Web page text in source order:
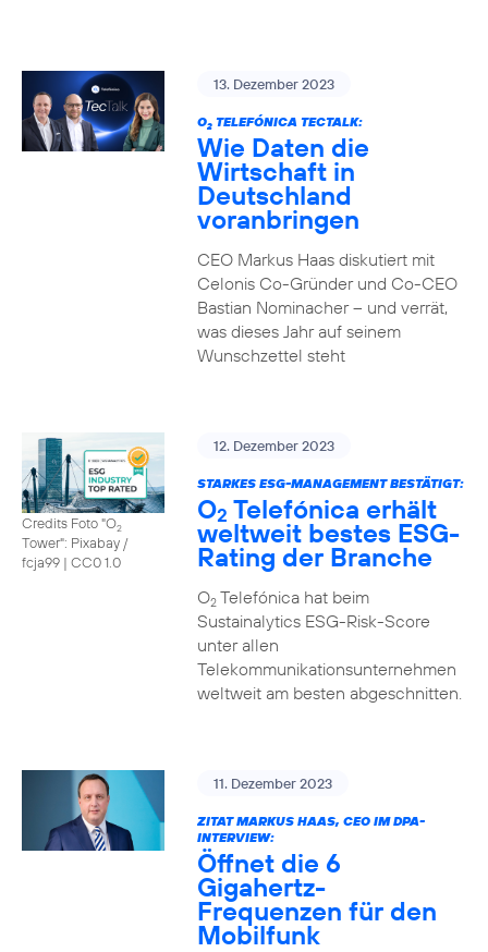
13. Dezember 2023
O2TELEFÓNICA TECTALK:
Wie Daten die
Wirtschaft in
Deutschland
voranbringen
CEO Markus Haas diskutiert mit
Celonis Co-Gründer und Co-CEO
Bastian Nominacher – und verrät,
was dieses Jahr auf seinem
Wunschzettel steht
Credits Foto "O2
Tower": Pixabay /
fcja99 | CC0 1.0
12. Dezember 2023
STARKES ESG-MANAGEMENT BESTÄTIGT:
O2 Telefónica erhält
weltweit bestes ESG-
Rating der Branche
O2Telefónica hat beim
Sustainalytics ESG-Risk-Score
unter allen
Telekommunikationsunternehmen
weltweit am besten abgeschnitten.
11. Dezember 2023
ZITAT MARKUS HAAS, CEO IM DPA-
INTERVIEW:
Öffnet die 6
Gigahertz-
Frequenzen für den
Mobilfunk